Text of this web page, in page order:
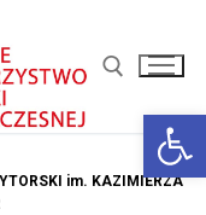
im. KAZIMIERZA